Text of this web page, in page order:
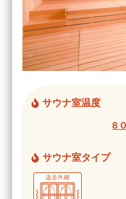
サウナ室温度
サウナ室タイプ